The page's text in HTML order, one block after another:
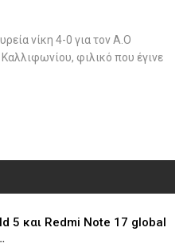
νίκη 4-0 για τον Α.Ο
φιλικό που έγινε
5 και Redmi Note 17 global